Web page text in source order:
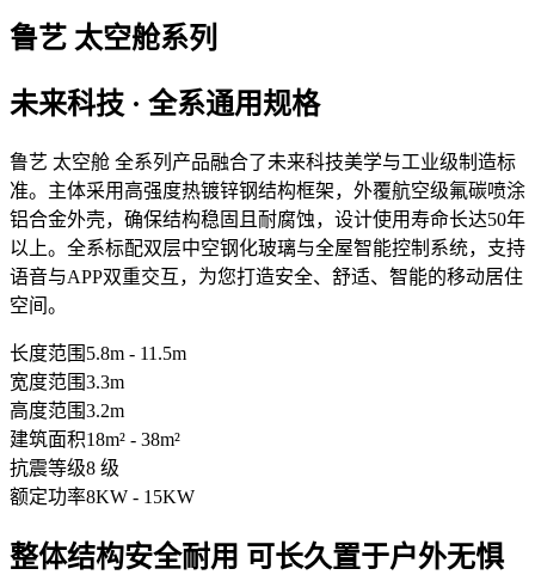
鲁艺 太空舱系列
未来科技 · 全系通用规格
鲁艺 太空舱 全系列产品融合了未来科技美学与工业级制造标
准。主体采用 高强度热镀锌钢结构框架，外覆航空级氟碳喷涂
铝合金外壳，确保结构稳固且耐腐蚀，设计使用寿命长达50年
以上。全系标配双层中空钢化玻璃与全屋智能控制系统，支持
语音与APP双重交互，为您打造安全、舒适、智能的移动居住
空间。
长度范围 5.8m - 11.5m
宽度范围3.3m
高度范围3.2m
建筑面积18m² - 38m²
抗震等级8 级
额定功率8KW - 15KW
整体结构安全耐用 可长久置于户外无惧